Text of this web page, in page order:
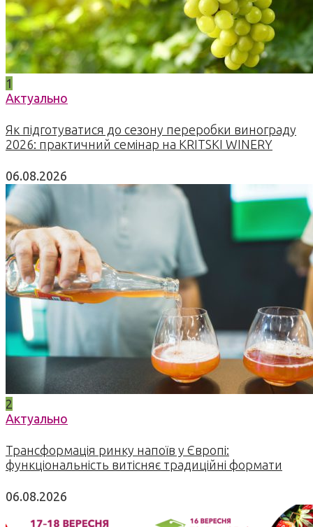
1
Актуально
Як підготуватися до сезону переробки винограду
2026: практичний семінар на KRITSKI WINERY
06.08.2026
2
Актуально
Трансформація ринку напоїв у Європі:
функціональність витісняє традиційні формати
06.08.2026